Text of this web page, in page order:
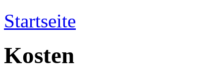
Startseite
Kosten